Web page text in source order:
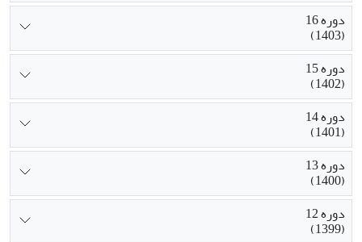
دوره 16
(1403)
دوره 15
(1402)
دوره 14
(1401)
دوره 13
(1400)
دوره 12
(1399)